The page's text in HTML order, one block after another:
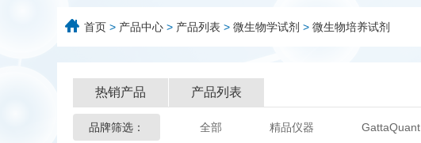
首页 > 产品中心 > 产品列表 > 微生物学试剂 > 微生物培养试剂
热销产品 产品列表
品牌筛选： 全部 精品仪器 GattaQuant